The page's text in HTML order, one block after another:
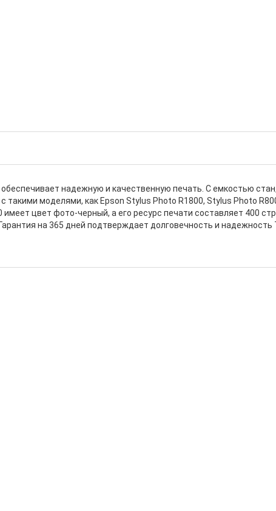
надежную и качественную печать. С емкостью
моделями, как Epson Stylus Photo R1800, Stylus Photo
цвет фото-черный, а его ресурс печати составляет 400
на 365 дней подтверждает долговечность и надежность